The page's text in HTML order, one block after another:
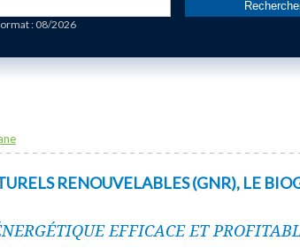
: 08/2026
RENOUVELABLES (GNR), LE
EFFICACE ET